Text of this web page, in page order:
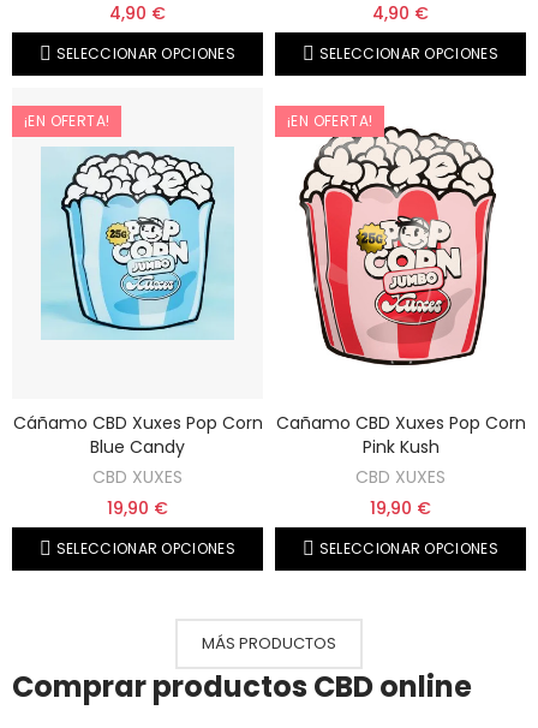
4,90 €
SELECCIONAR OPCIONES
4,90 €
SELECCIONAR OPCIONES
¡EN OFERTA!
Cáñamo CBD Xuxes Pop Corn
Blue Candy
CBD XUXES
19,90 €
SELECCIONAR OPCIONES
¡EN OFERTA!
Cañamo CBD Xuxes Pop Corn
Pink Kush
CBD XUXES
19,90 €
SELECCIONAR OPCIONES
MÁS PRODUCTOS
Comprar productos CBD online